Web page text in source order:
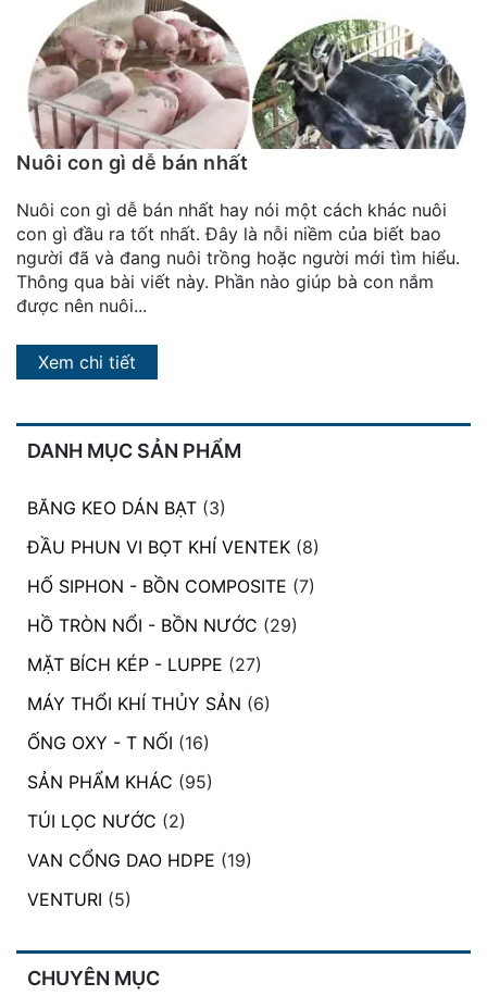
Quy
định
Blog
chia
Liên
hệ
DANH MỤC SẢN PHẨM
BĂNG KEO DÁN BẠT (3)
ĐẦU PHUN VI BỌT KHÍ VENTEK (8)
HỐ SIPHON - BỒN COMPOSITE (7)
HỒ TRÒN NỔI - BỒN NƯỚC (29)
MẶT BÍCH KÉP - LUPPE (27)
MÁY THỔI KHÍ THỦY SẢN (6)
ỐNG OXY - T NỐI (16)
SẢN PHẨM KHÁC (95)
TÚI LỌC NƯỚC (2)
VAN CỔNG DAO HDPE (19)
VENTURI (5)
CHUYÊN MỤC
Nuôi con gì dễ bán nhất
Nuôi con gì dễ bán nhất hay nói một cách khác nuôi
con gì đầu ra tốt nhất. Đây là nỗi niềm của biết bao
người đã và đang nuôi trồng hoặc người mới tìm hiểu.
Thông qua bài viết này. Phần nào giúp bà con nắm
được nên nuôi...
Xem chi tiết